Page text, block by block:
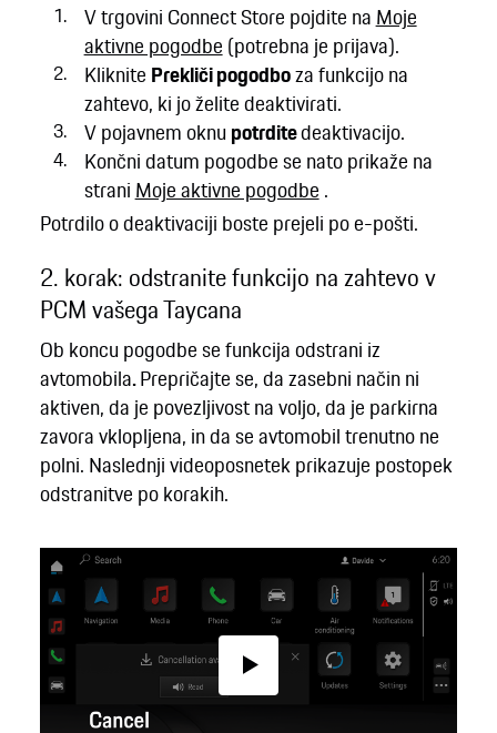
V trgovini Connect Store pojdite na Moje
aktivne pogodbe (potrebna je prijava).
Kliknite Prekliči pogodboza funkcijo na
zahtevo, ki jo želite deaktivirati.
V pojavnem oknupotrditedeaktivacijo.
Končni datum pogodbe se nato prikaže na
strani Moje aktivne pogodbe .
Potrdilo o deaktivaciji boste prejeli po e-pošti.
2. korak: odstranite funkcijo na zahtevo v
PCM vašega Taycana
Ob koncu pogodbe se funkcija odstrani iz
avtomobila.Prepričajte se, da zasebni način ni
aktiven, da je povezljivost na voljo, da je parkirna
zavora vklopljena, in da se avtomobil trenutno ne
polni. Naslednji videoposnetek prikazuje postopek
odstranitve po korakih.
Play